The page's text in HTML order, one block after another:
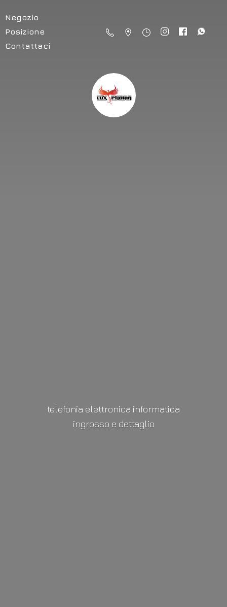
Negozio
Posizione
Contattaci
telefonia elettronica informatica
ingrosso e dettaglio